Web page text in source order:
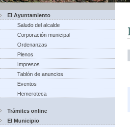
El Ayuntamiento
Saludo del alcalde
Corporación municipal
Ordenanzas
Plenos
Impresos
Tablón de anuncios
Eventos
Hemeroteca
Trámites online
El Municipio